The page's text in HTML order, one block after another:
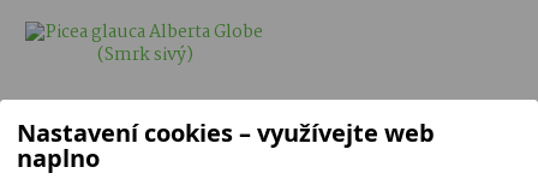
Nastavení cookies – využívejte web
naplno